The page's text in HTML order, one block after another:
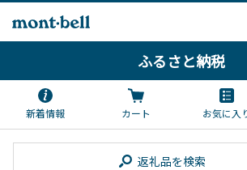
ふるさと納税
新着情報 カート お気に入
返礼品を検索